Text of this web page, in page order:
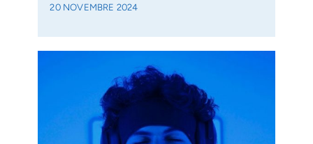
20 NOVEMBRE 2024